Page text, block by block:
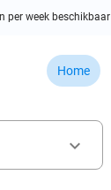
per week beschikbaar
Home
keyboard_arrow_down